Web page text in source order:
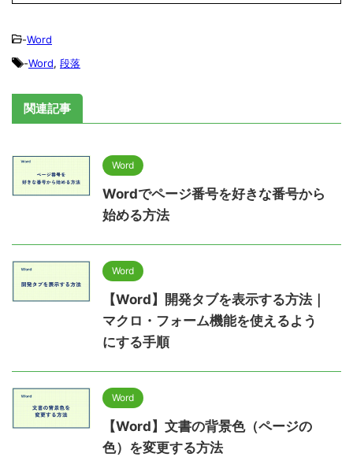
-Word
-Word, 段落
関連記事
Word
Wordでページ番号を好きな番号から
始める方法
Word
【Word】開発タブを表示する方法｜
マクロ・フォーム機能を使えるよう
にする手順
Word
【Word】文書の背景色（ページの
色）を変更する方法